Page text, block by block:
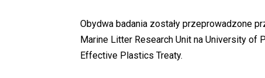
Obydwa badania zostały przeprowadzone
Marine Litter Research Unit na University of
Effective Plastics Treaty.